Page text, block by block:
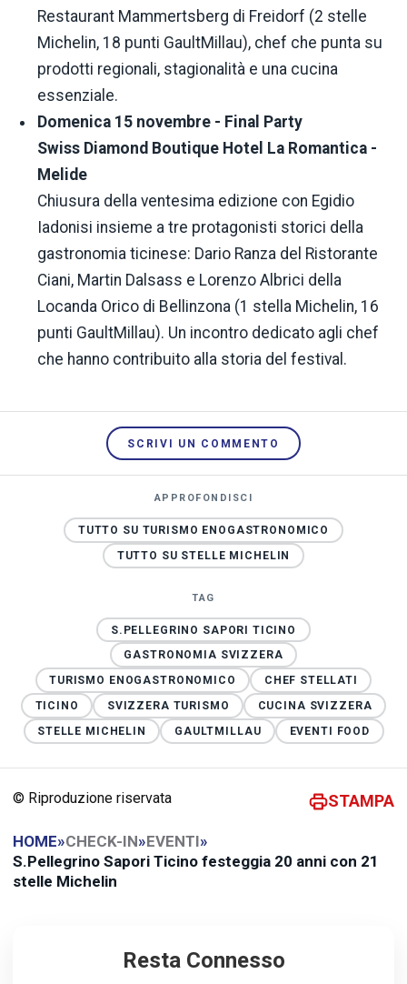
Restaurant Mammertsberg di Freidorf (2 stelle
Michelin, 18 punti GaultMillau), chef che punta su
prodotti regionali, stagionalità e una cucina
essenziale.
Domenica 15 novembre - Final Party
Swiss Diamond Boutique Hotel La Romantica -
Melide
Chiusura della ventesima edizione con Egidio
Iadonisi insieme a tre protagonisti storici della
gastronomia ticinese: Dario Ranza del Ristorante
Ciani, Martin Dalsass e Lorenzo Albrici della
Locanda Orico di Bellinzona (1 stella Michelin, 16
punti GaultMillau). Un incontro dedicato agli chef
che hanno contribuito alla storia del festival.
SCRIVI UN COMMENTO
APPROFONDISCI
TUTTO SU TURISMO ENOGASTRONOMICO
TUTTO SU STELLE MICHELIN
TAG
S.PELLEGRINO SAPORI TICINO
GASTRONOMIA SVIZZERA
TURISMO ENOGASTRONOMICO
CHEF STELLATI
TICINO
SVIZZERA TURISMO
CUCINA SVIZZERA
STELLE MICHELIN
GAULTMILLAU EVENTI FOOD
© Riproduzione riservata STAMPA
HOME»CHECK-IN»EVENTI»
S.Pellegrino Sapori Ticino festeggia 20 anni con 21
stelle Michelin
Resta Connesso